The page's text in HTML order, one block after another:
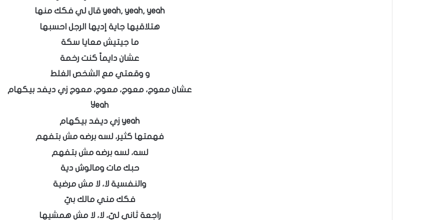
yeah, yeah, yeah قال لي فكك منها
هتلاقيها جاية إديها الرجل احسبها
ما جيتيش معايا سكة
عشان دايماً كنت رخمة
و وقعتي مع الشخص الغلط
عشان معوج، معوج، معوج، معوج زي ديفد بيكهام
Yeah
yeah زي ديفد بيكهام
فهمتها كثير، لسه برضه مش بتفهم
لسه، لسه برضه مش بتفهم
حبك مات ومالوش دية
والنفسية لا، لا مش مرضية
فكك مني مالك بيّ
راجعة ثاني ليّ، لا، لا مش همشيها